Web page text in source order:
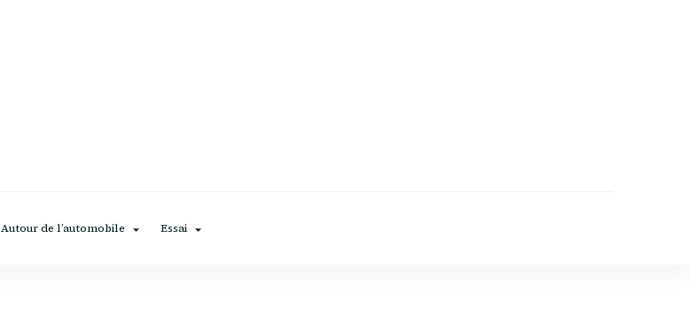
Autour de l’automobile Essai